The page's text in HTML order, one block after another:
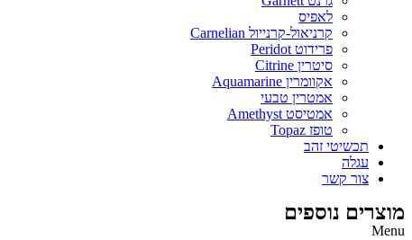
לאפיס
קרניאול-קרנייול Carnelian
פרידוט Peridot
סיטרין Citrine
אקוומרין Aquamarine
אמטרין טבעי
אמטיסט Amethyst
טופז Topaz
תכשיטי זהב
עגלה
צור קשר
מוצרים נוספים
Menu